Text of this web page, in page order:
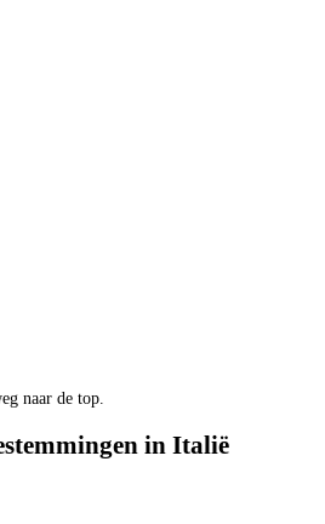
naar de top.
in Italië